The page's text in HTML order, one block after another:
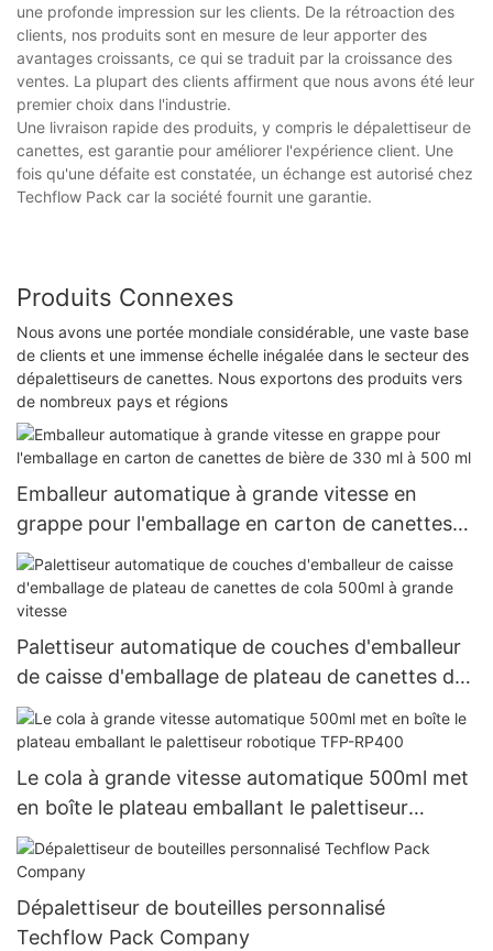
une profonde impression sur les clients. De la rétroaction des
clients, nos produits sont en mesure de leur apporter des
avantages croissants, ce qui se traduit par la croissance des
ventes. La plupart des clients affirment que nous avons été leur
premier choix dans l'industrie.
Une livraison rapide des produits, y compris le dépalettiseur de
canettes, est garantie pour améliorer l'expérience client. Une
fois qu'une défaite est constatée, un échange est autorisé chez
Techflow Pack car la société fournit une garantie.
Produits Connexes
Nous avons une portée mondiale considérable, une vaste base
de clients et une immense échelle inégalée dans le secteur des
dépalettiseurs de canettes. Nous exportons des produits vers
de nombreux pays et régions
Emballeur automatique à grande vitesse en
grappe pour l'emballage en carton de canettes
de bière de 330 ml à 500 ml
Palettiseur automatique de couches d'emballeur
de caisse d'emballage de plateau de canettes de
cola 500ml à grande vitesse
Le cola à grande vitesse automatique 500ml met
en boîte le plateau emballant le palettiseur
robotique TFP-RP400
Dépalettiseur de bouteilles personnalisé
Techflow Pack Company